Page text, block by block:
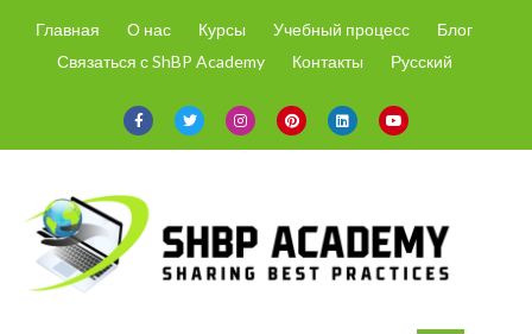
Главная О нас Курсы Учебный процесс
Блог
Связаться с ShBP Academy
Контакты Русский